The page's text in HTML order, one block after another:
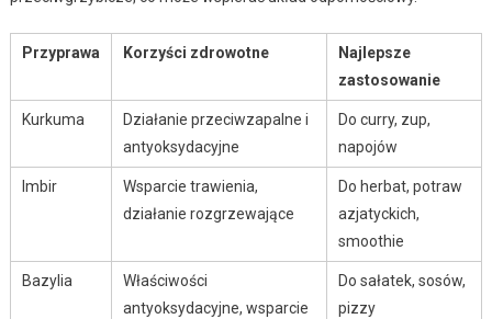
Przyprawa Korzyści zdrowotne
Najlepsze
zastosowanie
Kurkuma
Działanie przeciwzapalne i
antyoksydacyjne
Do curry, zup,
napojów
Imbir
Wsparcie trawienia,
działanie rozgrzewające
Do herbat, potraw
azjatyckich,
smoothie
Bazylia
Właściwości
antyoksydacyjne, wsparcie
Do sałatek, sosów,
pizzy